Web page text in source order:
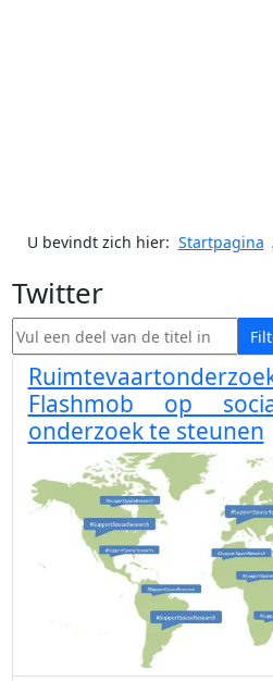
U bevindt zich hier: Startpagina
Twitter
Vul een deel van de titel in
Flashmob op
onderzoek te steunen